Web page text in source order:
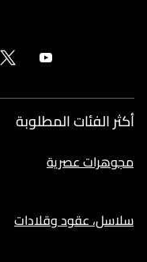
أكثر الفئات المطلوبة
مجوهرات عصرية
سلاسل، عقود وقلادات